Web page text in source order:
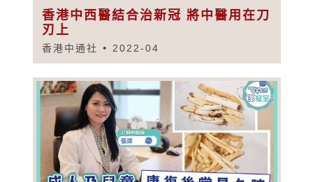
香港中西醫結合治新冠 將中醫用在刀
刃上
香港中通社 2022-04